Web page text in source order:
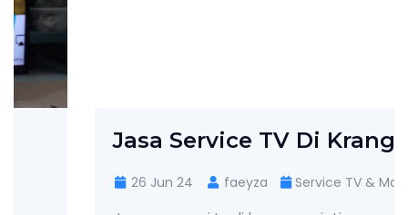
Jasa Service TV Di Kranggan
26 Jun 24 faeyza Service TV & Monitor